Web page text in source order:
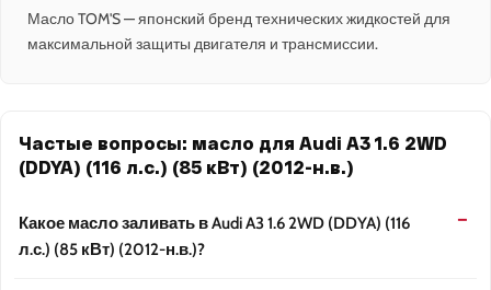
Масло TOM'S — японский бренд технических жидкостей для
максимальной защиты двигателя и трансмиссии.
Частые вопросы: масло для Audi A3 1.6 2WD
(DDYA) (116 л.с.) (85 кВт) (2012-н.в.)
Какое масло заливать в Audi A3 1.6 2WD (DDYA) (116
л.с.) (85 кВт) (2012-н.в.)?